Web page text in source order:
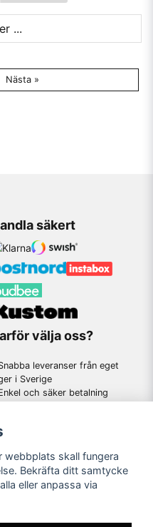
...
Nästa »
säkert
välja oss?
leveranser från eget
i Sverige
och säker betalning
schysst kundtjänst som
webbplats skall fungera
Bekräfta ditt samtycke
eller anpassa via